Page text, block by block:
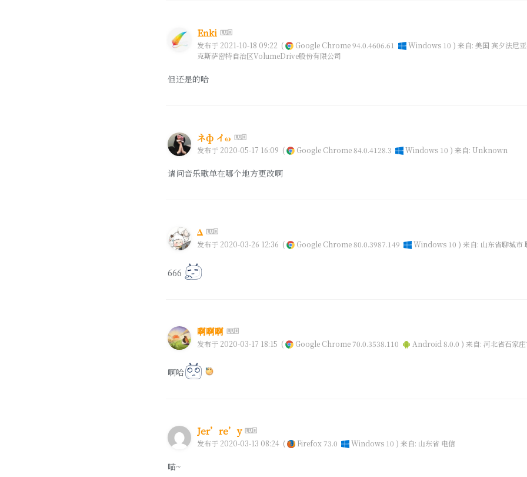
Enki
发布于 2021-10-18 09:22 ( Google Chrome 94.0.4606.61 Windows 10 ) 来自: 美国 宾夕法尼
克斯萨密特自治区VolumeDrive股份有限公司
但还是的哈
ネф イω
发布于 2020-05-17 16:09 ( Google Chrome 84.0.4128.3 Windows 10 ) 来自: Unknown
请问音乐歌单在哪个地方更改啊
Δ
发布于 2020-03-26 12:36 ( Google Chrome 80.0.3987.149 Windows 10 ) 来自: 山东省聊城市
666
啊啊啊
发布于 2020-03-17 18:15 ( Google Chrome 70.0.3538.110 Android 8.0.0 ) 来自: 河北省石家
啊哈
Jer’re’y
发布于 2020-03-13 08:24 ( Firefox 73.0 Windows 10 ) 来自: 山东省 电信
喵~